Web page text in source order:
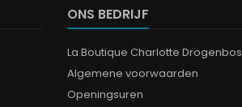
ONS BEDRIJF
La Boutique Charlotte Drogenbos
Algemene voorwaarden
Openingsuren